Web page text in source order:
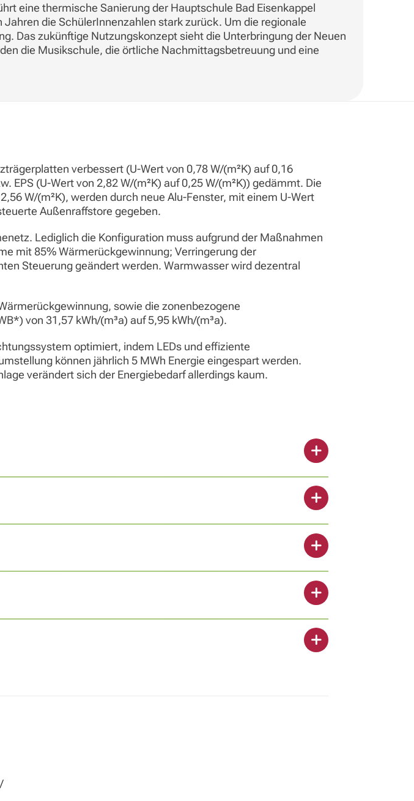
eine thermische Sanierung der Hauptschule Bad Eisenkappel
die SchülerInnenzahlen stark zurück. Um die regionale
Das zukünftige Nutzungskonzept sieht die Unterbringung der Neuen
die Musikschule, die örtliche Nachmittagsbetreuung und eine
verbessert (U-Wert von 0,78 W/(m²K) auf 0,16
EPS (U-Wert von 2,82 W/(m²K) auf 0,25 W/(m²K)) gedämmt. Die
W/(m²K), werden durch neue Alu-Fenster, mit einem U-Wert
Außenraffstore gegeben.
Lediglich die Konfiguration muss aufgrund der Maßnahmen
mit 85% Wärmerückgewinnung; Verringerung der
Steuerung geändert werden. Warmwasser wird dezentral
sowie die zonenbezogene
von 31,57 kWh/(m³a) auf 5,95 kWh/(m³a).
optimiert, indem LEDs und effiziente
können jährlich 5 MWh Energie eingespart werden.
verändert sich der Energiebedarf allerdings kaum.